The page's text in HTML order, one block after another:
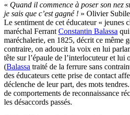
« Quand il commence à poser son nez
je sais que c’est gagné ! » Olivier
Le sentiment de cet éducateur « jeunes
maréchal Ferrant Constantin Balassa
maréchalerie, en 1825, décrit ce même
contraire, on adoucit la voix en lui
tête sur l’épaule de l’interlocuteur et lui
(Balassa traité de la ferrure sans
des éducateurs cette prise de contact
déclenche de leur part, des mots
de comportements de reconnaissance
les désaccords passés.